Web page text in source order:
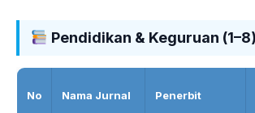
Pendidikan & Keguruan (1–8)
No Nama Jurnal Penerbit